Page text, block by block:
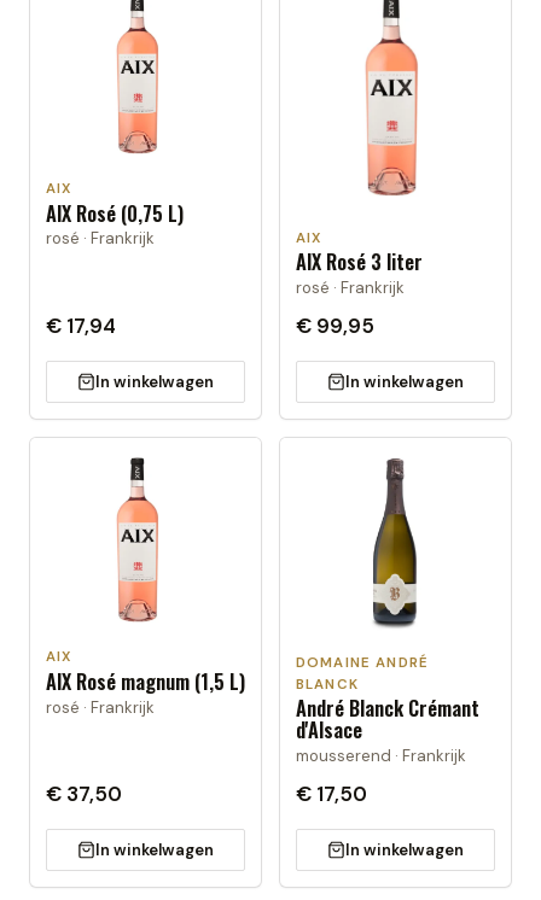
AIX
AIX Rosé (0,75 L)
rosé · Frankrijk
€ 17,94
In winkelwagen
AIX
AIX Rosé 3 liter
rosé · Frankrijk
€ 99,95
In winkelwagen
AIX
AIX Rosé magnum (1,5 L)
rosé · Frankrijk
€ 37,50
In winkelwagen
DOMAINE ANDRÉ
BLANCK
André Blanck Crémant
d'Alsace
mousserend · Frankrijk
€ 17,50
In winkelwagen